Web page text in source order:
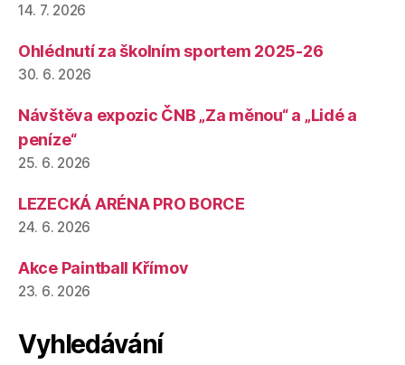
14. 7. 2026
Ohlédnutí za školním sportem 2025-26
30. 6. 2026
Návštěva expozic ČNB „Za měnou“ a „Lidé a
peníze“
25. 6. 2026
LEZECKÁ ARÉNA PRO BORCE
24. 6. 2026
Akce Paintball Křímov
23. 6. 2026
Vyhledávání